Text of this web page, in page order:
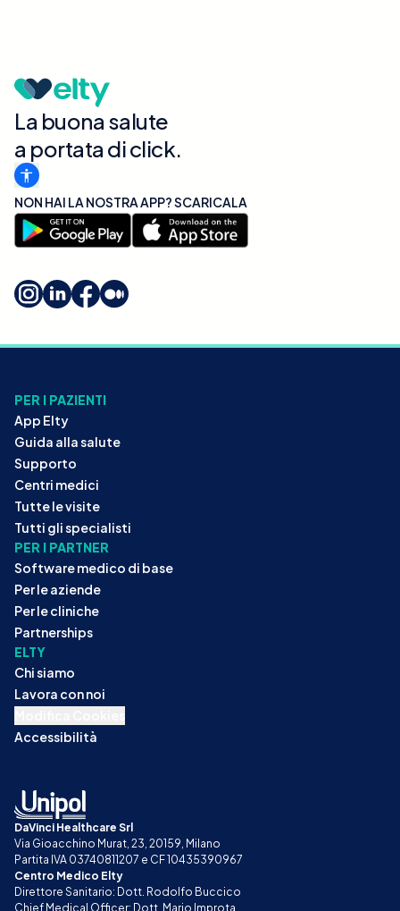
La buona salute
a portata di click.
NON HAI LA NOSTRA APP? SCARICALA
PER I PAZIENTI
App Elty
Guida alla salute
Supporto
Centri medici
Tutte le visite
Tutti gli specialisti
PER I PARTNER
Software medico di base
Per le aziende
Per le cliniche
Partnerships
ELTY
Chi siamo
Lavora con noi
Accessibilità
DaVinci Healthcare Srl
Via Gioacchino Murat, 23, 20159, Milano
Partita IVA 03740811207 e CF 10435390967
Centro Medico Elty
Direttore Sanitario: Dott. Rodolfo Buccico
Chief Medical Officer: Dott. Mario Improta